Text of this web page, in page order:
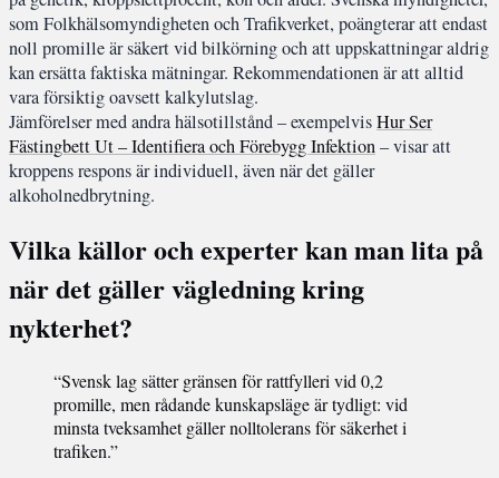
som Folkhälsomyndigheten och Trafikverket, poängterar att endast
noll promille är säkert vid bilkörning och att uppskattningar aldrig
kan ersätta faktiska mätningar. Rekommendationen är att alltid
vara försiktig oavsett kalkylutslag.
Jämförelser med andra hälsotillstånd – exempelvisHur Ser
Fästingbett Ut – Identifiera och Förebygg Infektion– visar att
kroppens respons är individuell, även när det gäller
alkoholnedbrytning.
Vilka källor och experter kan man lita på
när det gäller vägledning kring
nykterhet?
“Svensk lag sätter gränsen för rattfylleri vid 0,2
promille, men rådande kunskapsläge är tydligt: vid
minsta tveksamhet gäller nolltolerans för säkerhet i
trafiken.”